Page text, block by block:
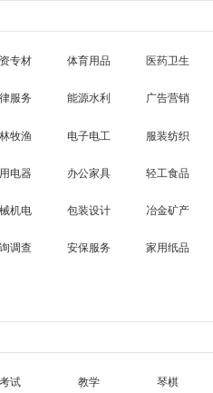
专材 体育用品 医药卫生
服务 能源水利 广告营销
牧渔 电子电工 服装纺织
电器 办公家具 轻工食品
机电 包装设计 冶金矿产
调查 安保服务 家用纸品
考试 教学 琴棋